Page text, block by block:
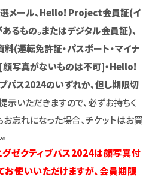
メール、Hello! Project会員証(イ
るもの。またはデジタル会員証)、
(運転免許証・パスポート・マイナ
顔写真がないものは不可]・Hello!
パス2024のいずれか、但し期限切
示いただきますので、必ずお持ちく
忘れになった場合、チケットはお買
クティブパス2024は顔写真付
お使いいただけますが、会員期限